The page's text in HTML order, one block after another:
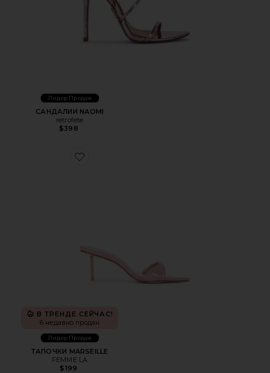
Лидер Продаж
САНДАЛИИ NAOMI
retrofete
$398
Favorite ТАПОЧКИ MARSEILLE
В ТРЕНДЕ СЕЙЧАС!
6 недавно продан
Лидер Продаж
ТАПОЧКИ MARSEILLE
FEMME LA
$199